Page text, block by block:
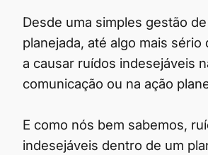
Desde uma simples gestão
planejada, até algo mais sério
a causar ruídos indesejáveis
comunicação ou na ação
E como nós bem sabemos,
indesejáveis dentro de um